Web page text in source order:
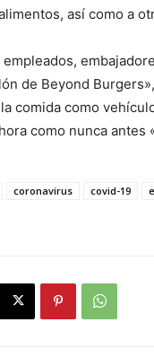
así como a
de Beyond
comida como
como nunca antes
coronavirus covid-19